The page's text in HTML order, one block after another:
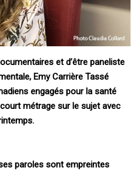
et d’être paneliste
Emy Carrière Tassé
engagés pour la santé
métrage sur le sujet avec
paroles sont empreintes